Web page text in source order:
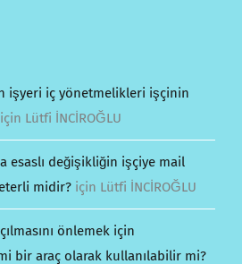
işyeri iç yönetmelikleri işçinin
için Lütfi İNCİROĞLU
esaslı değişikliğin işçiye mail
midir? için Lütfi İNCİROĞLU
önlemek için
bir araç olarak kullanılabilir mi?